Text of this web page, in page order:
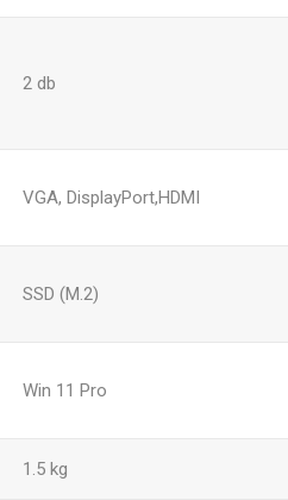
2 db
VGA, DisplayPort,HDMI
SSD (M.2)
Win 11 Pro
1.5 kg